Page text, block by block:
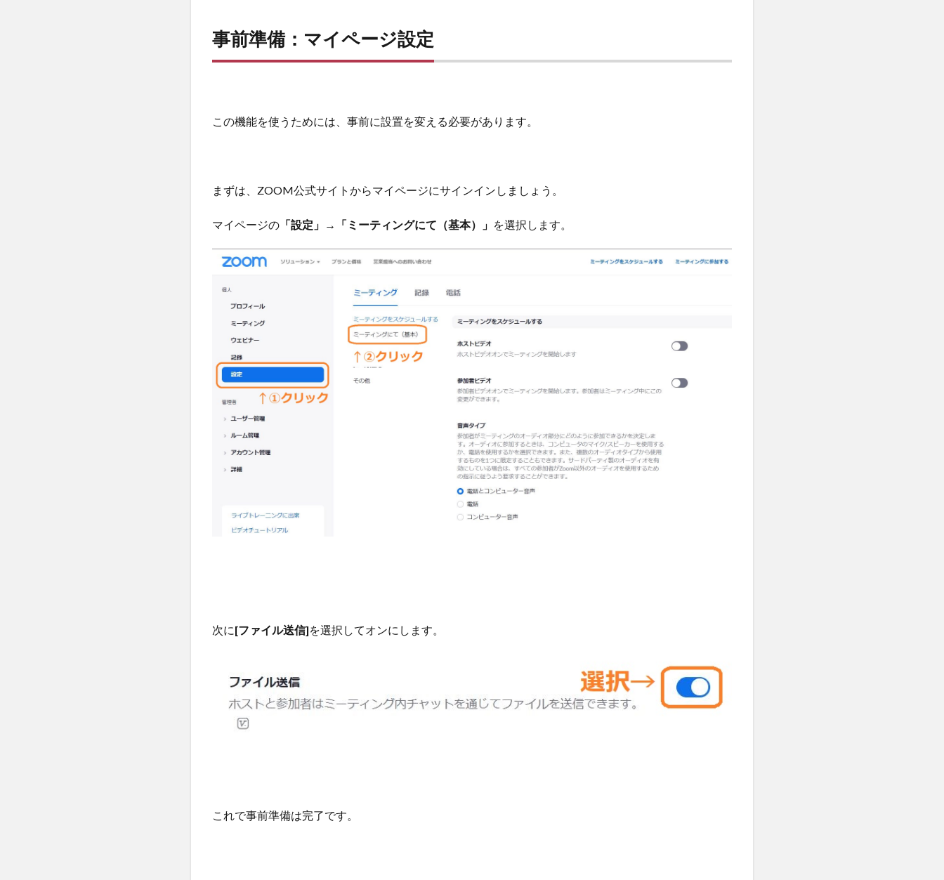
事前準備：マイページ設定
この機能を使うためには、事前に設置を変える必要があります。
まずは、ZOOM公式サイトからマイページにサインインしましょう。
マイページの 「設定」→「ミーティングにて（基本）」 を選択します。
次に[ファイル送信]を選択してオンにします。
これで事前準備は完了です。